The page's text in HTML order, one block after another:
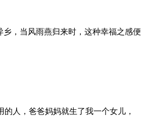
，当风雨燕归来时，这种幸福之感便
人，爸爸妈妈就生了我一个女儿，